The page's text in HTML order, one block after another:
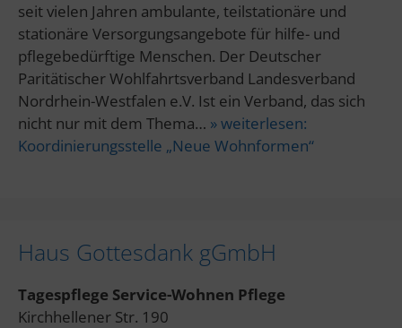
seit vielen Jahren ambulante, teilstationäre und
stationäre Versorgungsangebote für hilfe- und
pflegebedürftige Menschen. Der Deutscher
Paritätischer Wohlfahrtsverband Landesverband
Nordrhein-Westfalen e.V. Ist ein Verband, das sich
nicht nur mit dem Thema… » weiterlesen:
Koordinierungsstelle „Neue Wohnformen“
Haus Gottesdank gGmbH
Tagespflege Service-Wohnen Pflege
Kirchhellener Str. 190